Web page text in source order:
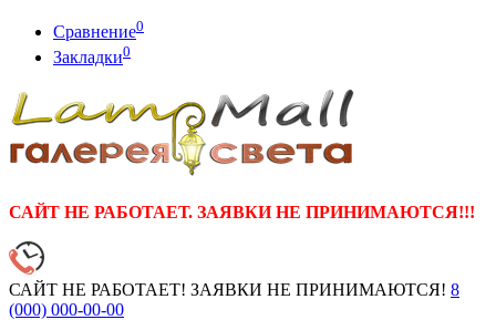
Сравнение0
Закладки0
САЙТ НЕ РАБОТАЕТ. ЗАЯВКИ НЕ ПРИНИМАЮТСЯ!!!
САЙТ НЕ РАБОТАЕТ! ЗАЯВКИ НЕ ПРИНИМАЮТСЯ! 8
(000) 000-00-00